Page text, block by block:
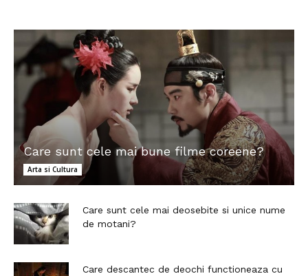
Care sunt cele mai bune filme coreene?
Arta si Cultura
Care sunt cele mai deosebite si unice nume
de motani?
Care descantec de deochi functioneaza cu